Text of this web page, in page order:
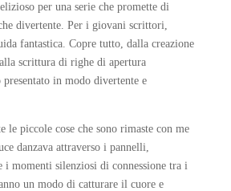
per una serie che promette di
divertente. Per i giovani scrittori,
fantastica. Copre tutto, dalla creazione
scrittura di righe di apertura
in modo divertente e
le piccole cose che sono rimaste con me
danzava attraverso i pannelli,
i momenti silenziosi di connessione tra i
un modo di catturare il cuore e